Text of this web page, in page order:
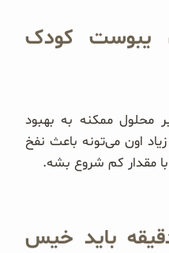
یبوست کودک
محلول ممکنه به بهبود
اون می‌تونه باعث نفخ
با مقدار کم شروع بشه.
باید خیس